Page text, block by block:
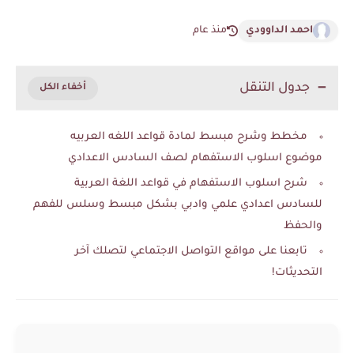
احمد الداوودي منذ عام
جدول التنقل
مخطط وشرح مبسط لمادة قواعد اللغه العربيه
موضوع اسلوب الاستفهام لصف السادس الاعدادي
شرح اسلوب الاستفهام في قواعد اللغة العربية
للسادس اعدادي علمي وادبي بشكل مبسط وسلس للفهم
والحفظ
تابعنا على مواقع التواصل الاجتماعي لتصلك آخر
التحديثات!